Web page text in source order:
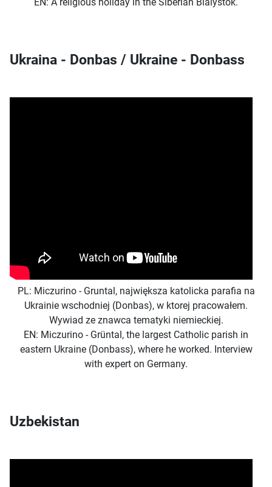
Ukraina - Donbas / Ukraine - Donbass
PL: Miczurino - Gruntal, największa katolicka parafia na
Ukrainie wschodniej (Donbas), w ktorej pracowałem.
Wywiad ze znawca tematyki niemieckiej.
EN: Miczurino - Grüntal, the largest Catholic parish in
eastern Ukraine (Donbass), where he worked. Interview
with expert on Germany.
Uzbekistan